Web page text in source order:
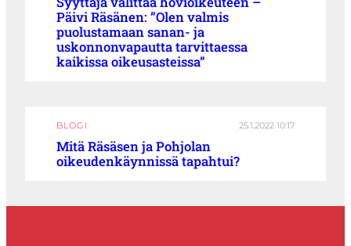
Päivi Räsänen: ”Olen valmis
puolustamaan sanan- ja
uskonnonvapautta tarvittaessa
kaikissa oikeusasteissa”
BLOGI 25.1.2022 10:17
Mitä Räsäsen ja Pohjolan
oikeudenkäynnissä tapahtui?